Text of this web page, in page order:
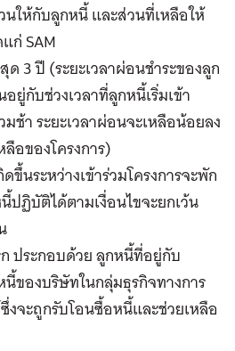
ให้กับลูกหนี้ และส่วนที่เหลือให้
ก่ SAM
ด 3 ปี (ระยะเวลาผ่อนชำระของลูก
ยู่กับช่วงเวลาที่ลูกหนี้เริ่มเข้า
มช้า ระยะเวลาผ่อนจะเหลือน้อยลง
ลือของโครงการ)
ขึ้นระหว่างเข้าร่วมโครงการจะพัก
ปฏิบัติได้ตามเงื่อนไขจะยกเว้น
ประกอบด้วย ลูกหนี้ที่อยู่กับ
ของบริษัทในกลุ่มธุรกิจทางการ
จะถูกรับโอนซื้อหนี้และช่วยเหลือ